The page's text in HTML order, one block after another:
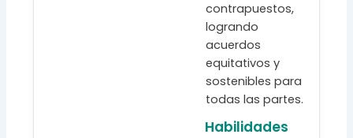
contrapuestos,
logrando
acuerdos
equitativos y
sostenibles para
todas las partes.
Habilidades